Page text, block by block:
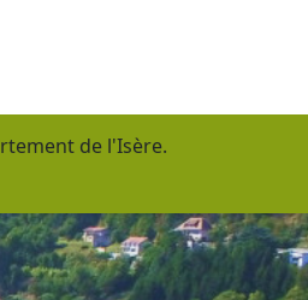
de l'Isère.